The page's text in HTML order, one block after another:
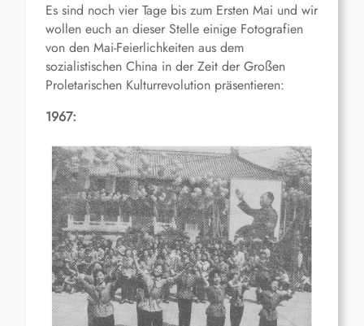
Es sind noch vier Tage bis zum Ersten Mai und wir
wollen euch an dieser Stelle einige Fotografien
von den Mai-Feierlichkeiten aus dem
sozialistischen China in der Zeit der Großen
Proletarischen Kulturrevolution präsentieren:
1967: